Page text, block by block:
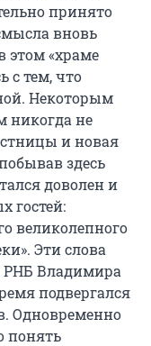
принято
вновь
этом «храме
с тем, что
Некоторым
никогда не
и новая
здесь
доволен и
гостей:
великолепного
Эти слова
РНБ Владимира
подвергался
Одновременно
понять